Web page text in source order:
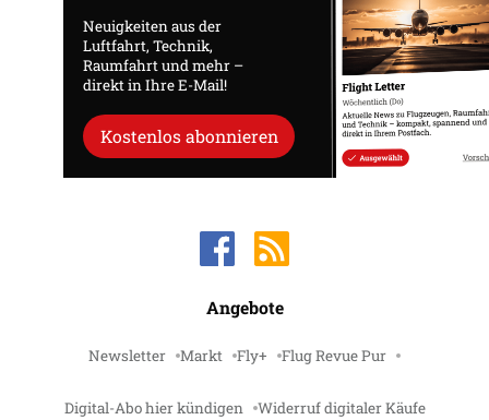
Neuigkeiten aus der
Luftfahrt, Technik,
Raumfahrt und mehr –
direkt in Ihre E-Mail!
Kostenlos abonnieren
Angebote
Newsletter Markt Fly+ Flug Revue Pur
Digital-Abo hier kündigen Widerruf digitaler Käufe